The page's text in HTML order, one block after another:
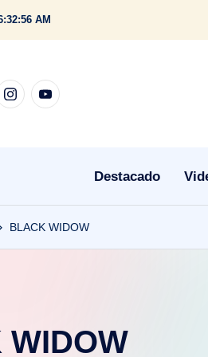
AM
youtube.com
Destacado
BLACK WIDOW